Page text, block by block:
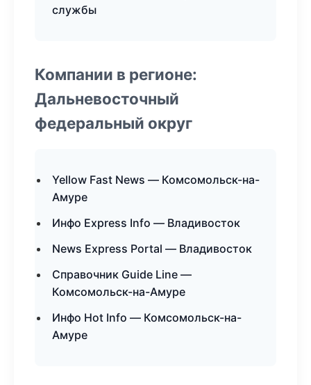
службы
Компании в регионе:
Дальневосточный
федеральный округ
Yellow Fast News — Комсомольск-на-
Амуре
Инфо Express Info — Владивосток
News Express Portal — Владивосток
Справочник Guide Line —
Комсомольск-на-Амуре
Инфо Hot Info — Комсомольск-на-
Амуре